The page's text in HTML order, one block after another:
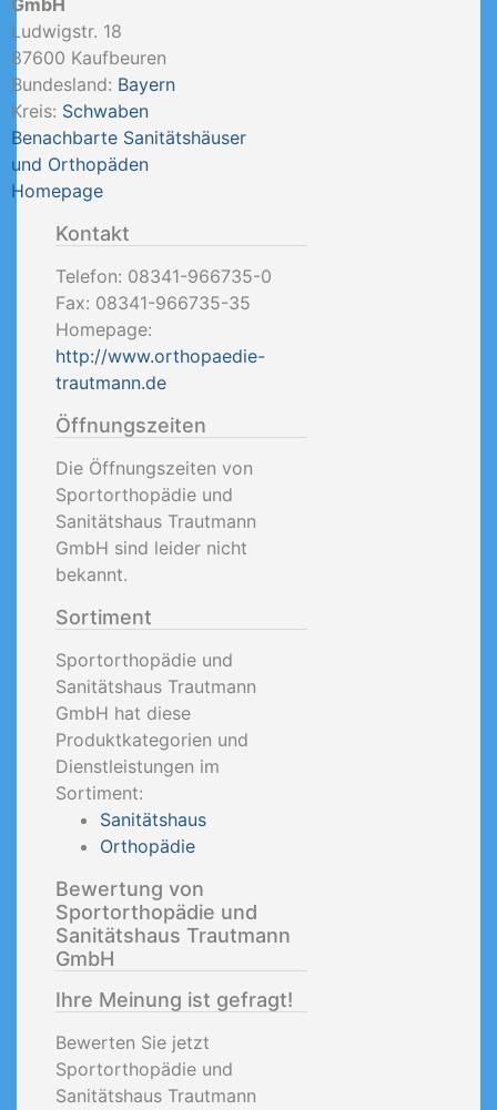
GmbH
Ludwigstr. 18
87600 Kaufbeuren
Bundesland: Bayern
Kreis: Schwaben
Benachbarte Sanitätshäuser
und Orthopäden
Homepage
Kontakt
Telefon: 08341-966735-0
Fax: 08341-966735-35
Homepage:
http://www.orthopaedie-
trautmann.de
Öffnungszeiten
Die Öffnungszeiten von
Sportorthopädie und
Sanitätshaus Trautmann
GmbH sind leider nicht
bekannt.
Sortiment
Sportorthopädie und
Sanitätshaus Trautmann
GmbH hat diese
Produktkategorien und
Dienstleistungen im
Sortiment:
Sanitätshaus
Orthopädie
Bewertung von
Sportorthopädie und
Sanitätshaus Trautmann
GmbH
Ihre Meinung ist gefragt!
Bewerten Sie jetzt
Sportorthopädie und
Sanitätshaus Trautmann